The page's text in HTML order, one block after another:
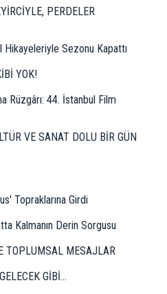
PERDELER
Sezonu Kapattı
YOK!
Rüzgârı: 44. İstanbul Film
VE SANAT DOLU BİR GÜN
Topraklarına Girdi
Kalmanın Derin Sorgusu
TOPLUMSAL MESAJLAR
GİBİ...